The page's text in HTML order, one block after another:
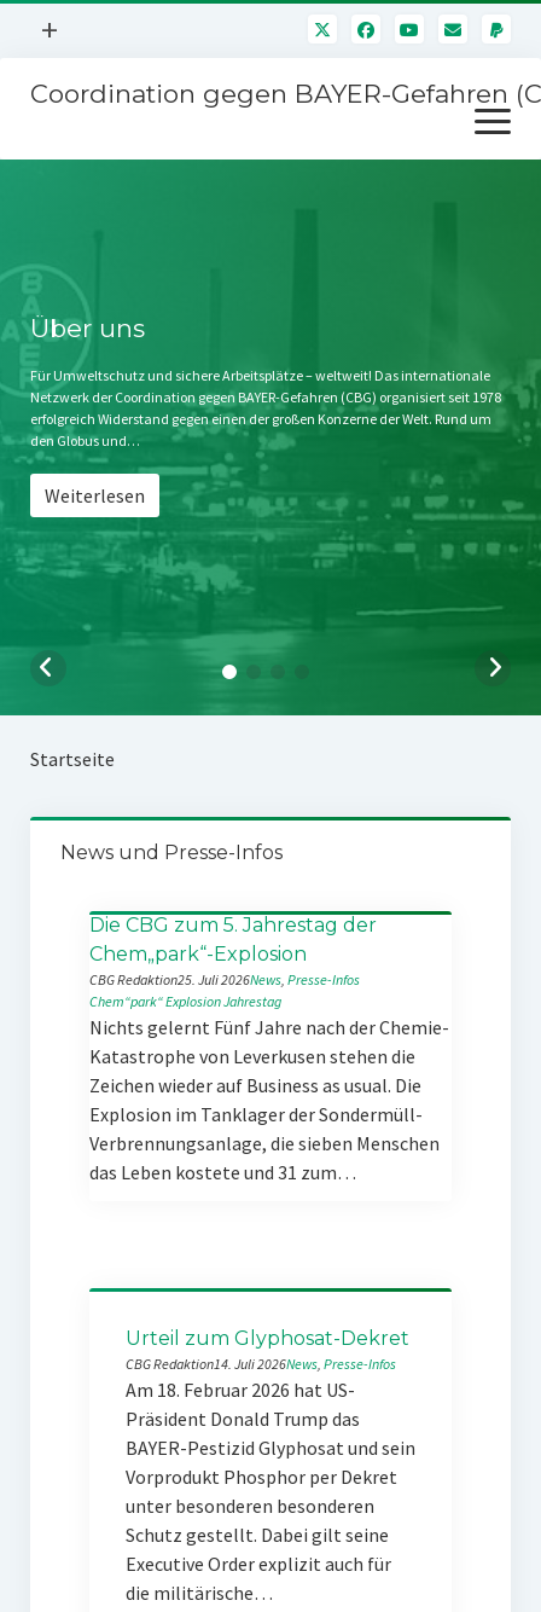
Menü
+
Mitmachen
Kontakt
Impressum
Störfälle
Coordination gegen BAYER-Gefahren
Menü
öffnen
Stichwort BAYER
Jahrestagung
SPENDEN
Über uns
Für Umweltschutz und sichere Arbeitsplätze – weltweit! Das internationale
Netzwerk der Coordination gegen BAYER-Gefahren (CBG) organisiert seit 1978
erfolgreich Widerstand gegen einen der großen Konzerne der Welt. Rund um
den Globus und…
Weiterlesen
Startseite
News und Presse-Infos
Die CBG zum 5. Jahrestag der
Chem„park“-Explosion
CBG Redaktion25. Juli 2026News, Presse-Infos
Chem“park“ExplosionJahrestag
Nichts gelernt Fünf Jahre nach der Chemie-
Katastrophe von Leverkusen stehen die
Zeichen wieder auf Business as usual. Die
Explosion im Tanklager der Sondermüll-
Verbrennungsanlage, die sieben Menschen
das Leben kostete und 31 zum…
Urteil zum Glyphosat-Dekret
CBG Redaktion14. Juli 2026News, Presse-Infos
Am 18. Februar 2026 hat US-
Präsident Donald Trump das
BAYER-Pestizid Glyphosat und sein
Vorprodukt Phosphor per Dekret
unter besonderen besonderen
Schutz gestellt. Dabei gilt seine
Executive Order explizit auch für
die militärische…